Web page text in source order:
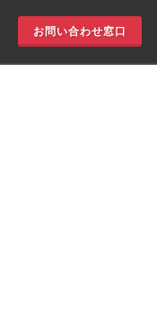
お問い合わせ窓口